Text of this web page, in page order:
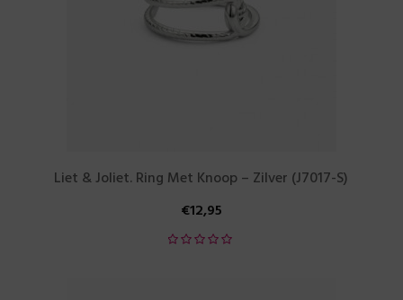
Liet & Joliet. Ring Met Knoop – Zilver (J7017-S)
€12,95